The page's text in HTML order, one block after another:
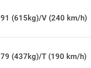
91 (615kg)/V (240 km/h)
79 (437kg)/T (190 km/h)